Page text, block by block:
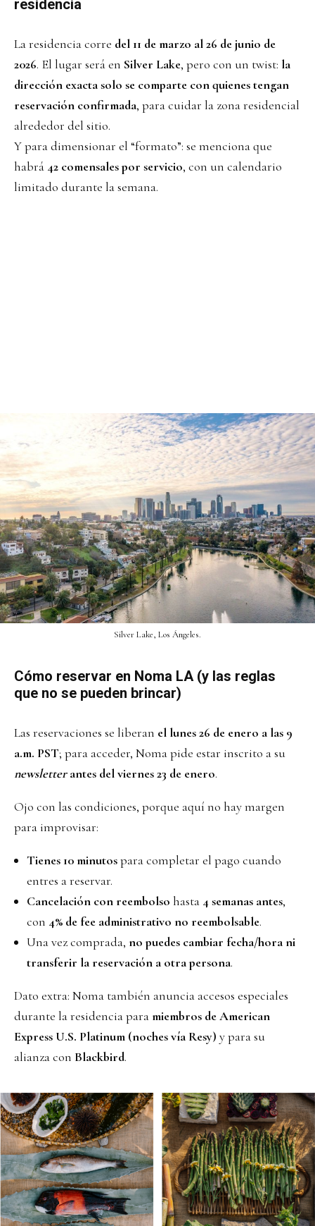
residencia
La residencia corre del 11 de marzo al 26 de junio de
2026. El lugar será en Silver Lake, pero con un twist: la
dirección exacta solo se comparte con quienes tengan
reservación confirmada, para cuidar la zona residencial
alrededor del sitio.
Y para dimensionar el “formato”: se menciona que
habrá 42 comensales por servicio, con un calendario
limitado durante la semana.
Silver Lake, Los Ángeles.
Cómo reservar en Noma LA (y las reglas
que no se pueden brincar)
Las reservaciones se liberan el lunes 26 de enero a las 9
a.m. PST; para acceder, Noma pide estar inscrito a su
newsletterantes del viernes 23 de enero.
Ojo con las condiciones, porque aquí no hay margen
para improvisar:
Tienes 10 minutospara completar el pago cuando
entres a reservar.
Cancelación con reembolso hasta 4 semanas antes,
con 4% de fee administrativo no reembolsable.
Una vez comprada, no puedes cambiar fecha/hora ni
transferir la reservación a otra persona.
Dato extra: Noma también anuncia accesos especiales
durante la residencia paramiembros de American
Express U.S. Platinum (noches vía Resy) y para su
alianza con Blackbird.